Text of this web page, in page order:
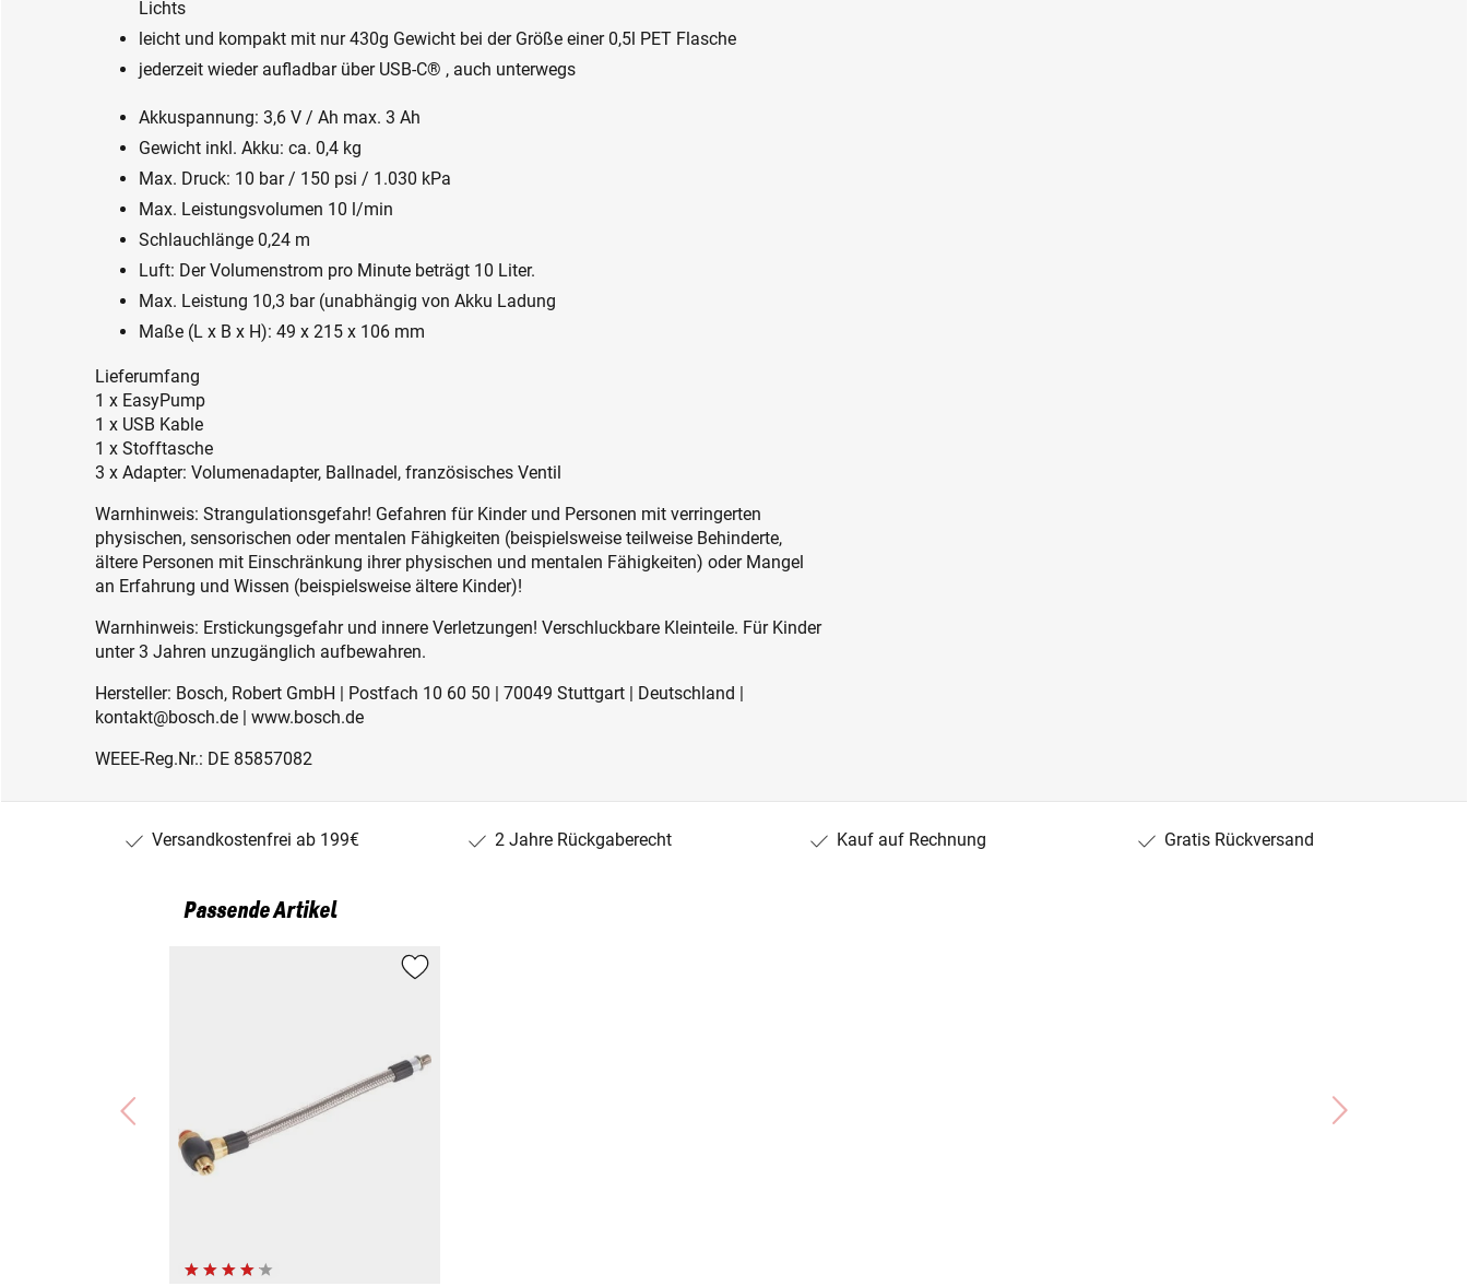
Lichts
leicht und kompakt mit nur 430g Gewicht bei der Größe einer 0,5l PET Flasche
jederzeit wieder aufladbar über USB-C® , auch unterwegs
Akkuspannung: 3,6 V / Ah max. 3 Ah
Gewicht inkl. Akku: ca. 0,4 kg
Max. Druck: 10 bar / 150 psi / 1.030 kPa
Max. Leistungsvolumen 10 l/min
Schlauchlänge 0,24 m
Luft: Der Volumenstrom pro Minute beträgt 10 Liter.
Max. Leistung 10,3 bar (unabhängig von Akku Ladung
Maße (L x B x H): 49 x 215 x 106 mm
Lieferumfang
1 x EasyPump
1 x USB Kable
1 x Stofftasche
3 x Adapter: Volumenadapter, Ballnadel, französisches Ventil
Warnhinweis: Strangulationsgefahr! Gefahren für Kinder und Personen mit verringerten
physischen, sensorischen oder mentalen Fähigkeiten (beispielsweise teilweise Behinderte,
ältere Personen mit Einschränkung ihrer physischen und mentalen Fähigkeiten) oder Mangel
an Erfahrung und Wissen (beispielsweise ältere Kinder)!
Warnhinweis: Erstickungsgefahr und innere Verletzungen! Verschluckbare Kleinteile. Für Kinder
unter 3 Jahren unzugänglich aufbewahren.
Hersteller: Bosch, Robert GmbH | Postfach 10 60 50 | 70049 Stuttgart | Deutschland |
kontakt@bosch.de | www.bosch.de
WEEE-Reg.Nr.: DE 85857082
Versandkostenfrei ab 199€ 2 Jahre Rückgaberecht Kauf auf Rechnung Gratis Rückversand
Passende Artikel